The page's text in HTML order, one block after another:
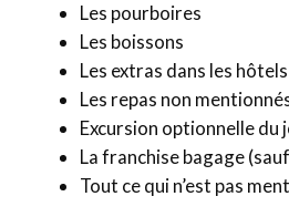
Les pourboires
Les boissons
Les extras dans les hôtels
Les repas non
Excursion optionnelle du
La franchise bagage
Tout ce qui n’est pas